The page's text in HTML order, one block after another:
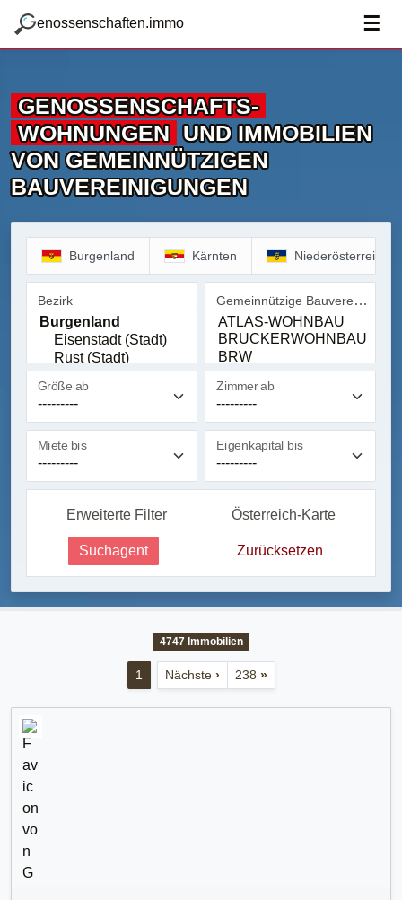
g
enossenschaften.immo ☰
GENOSSENSCHAFTS­
WOHNUNGEN UND IMMOBILIEN
VON GEMEINNÜTZIGEN
BAUVEREINIGUNGEN
Burgenland Kärnten Niederösterreich
Bezirk
Bezirk
Gemeinnützige Bauvereinigung
Gemeinnützige
Größe ab Zimmer ab
Miete bis Eigenkapital bis
Erweiterte Filter Österreich-Karte
Suchagent Zurücksetzen
4747Immobilien
1 Nächste › 238 »